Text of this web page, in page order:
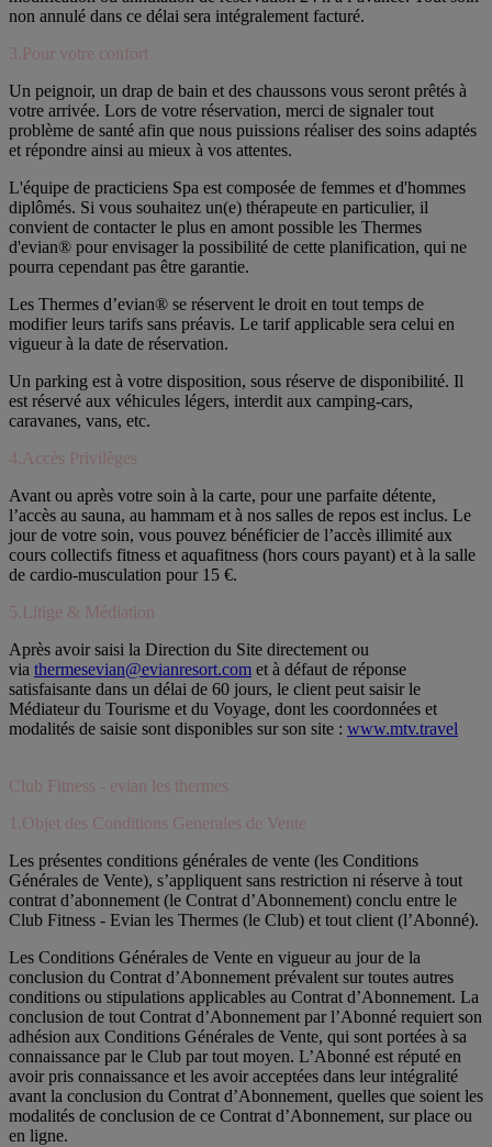
non annulé dans ce délai sera intégralement facturé.
3.Pour votre confort
Un peignoir, un drap de bain et des chaussons vous seront prêtés à
votre arrivée. Lors de votre réservation, merci de signaler tout
problème de santé afin que nous puissions réaliser des soins adaptés
et répondre ainsi au mieux à vos attentes.
L'équipe de practiciens Spa est composée de femmes et d'hommes
diplômés. Si vous souhaitez un(e) thérapeute en particulier, il
convient de contacter le plus en amont possible les Thermes
d'evian® pour envisager la possibilité de cette planification, qui ne
pourra cependant pas être garantie.
Les Thermes d’evian® se réservent le droit en tout temps de
modifier leurs tarifs sans préavis. Le tarif applicable sera celui en
vigueur à la date de réservation.
Un parking est à votre disposition, sous réserve de disponibilité. Il
est réservé aux véhicules légers, interdit aux camping-cars,
caravanes, vans, etc.
4.Accès Privilèges
Avant ou après votre soin à la carte, pour une parfaite détente,
l’accès au sauna, au hammam et à nos salles de repos est inclus. Le
jour de votre soin, vous pouvez bénéficier de l’accès illimité aux
cours collectifs fitness et aquafitness (hors cours payant) et à la salle
de cardio-musculation pour 15 €.
5.Litige & Médiation
Après avoir saisi la Direction du Site directement ou
via thermesevian@evianresort.com et à défaut de réponse
satisfaisante dans un délai de 60 jours, le client peut saisir le
Médiateur du Tourisme et du Voyage, dont les coordonnées et
modalités de saisie sont disponibles sur son site : www.mtv.travel
Club Fitness - evian les thermes
1.Objet des Conditions Generales de Vente
Les présentes conditions générales de vente (les Conditions
Générales de Vente), s’appliquent sans restriction ni réserve à tout
contrat d’abonnement (le Contrat d’Abonnement) conclu entre le
Club Fitness - Evian les Thermes (le Club) et tout client (l’Abonné).
Les Conditions Générales de Vente en vigueur au jour de la
conclusion du Contrat d’Abonnement prévalent sur toutes autres
conditions ou stipulations applicables au Contrat d’Abonnement. La
conclusion de tout Contrat d’Abonnement par l’Abonné requiert son
adhésion aux Conditions Générales de Vente, qui sont portées à sa
connaissance par le Club par tout moyen. L’Abonné est réputé en
avoir pris connaissance et les avoir acceptées dans leur intégralité
avant la conclusion du Contrat d’Abonnement, quelles que soient les
modalités de conclusion de ce Contrat d’Abonnement, sur place ou
en ligne.